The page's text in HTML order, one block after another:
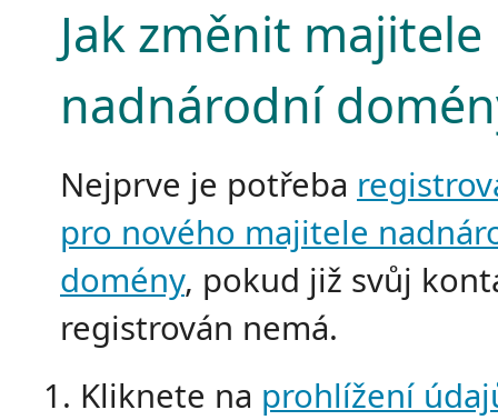
Jak změnit majitele
nadnárodní
Nejprve je potřeba
pro nového majitele
domény, pokud již svůj
registrován nemá.
Kliknete na prohlížení